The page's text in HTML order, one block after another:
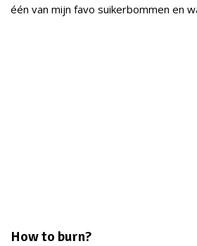
één van mijn favo suikerbommen en
How to burn?